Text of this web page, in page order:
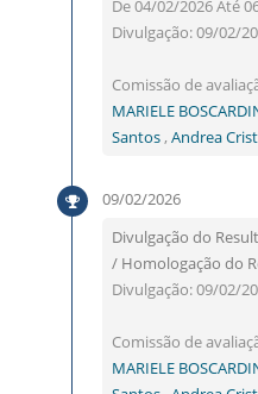
De 04/02/2026 Até
Divulgação: 09/02/
Comissão de
MARIELE
Santos, Andrea
09/02/2026
Divulgação do
/ Homologação do
Divulgação: 09/02/
Comissão de
MARIELE